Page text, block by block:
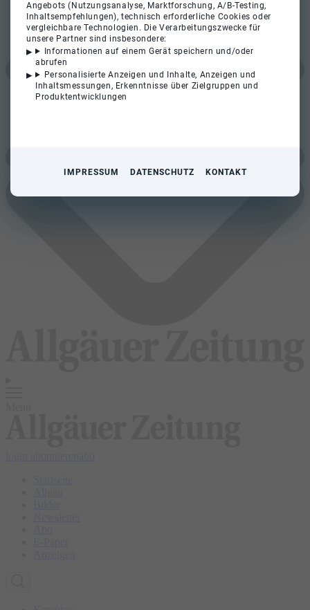
Angebots (Nutzungsanalyse, Marktforschung, A/B-Testing,
Inhaltsempfehlungen), technisch erforderliche Cookies oder
vergleichbare Technologien. Die Verarbeitungszwecke für
unsere Partner sind insbesondere:
Informationen auf einem Gerät speichern und/oder
abrufen
Personalisierte Anzeigen und Inhalte, Anzeigen und
Inhaltsmessungen, Erkenntnisse über Zielgruppen und
Produktentwicklungen
IMPRESSUM DATENSCHUTZ KONTAKT